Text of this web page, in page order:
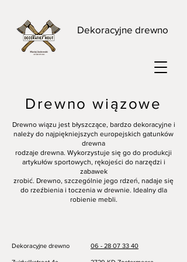
Dekoracyjne drewno
Drewno wiązowe
Drewno wiązu jest błyszczące, bardzo dekoracyjne i
należy do najpiękniejszych europejskich gatunków
drewna
rodzaje drewna. Wykorzystuje się go do produkcji
artykułów sportowych, rękojeści do narzędzi i
zabawek
zrobić. Drewno, szczególnie jego rdzeń, nadaje się
do rzeźbienia i toczenia w drewnie. Idealny dla
robienie mebli.
Dekoracyjne drewno 06 - 28 07 33 40